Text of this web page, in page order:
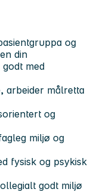
og
din
med
arbeider målretta
og
miljø og
fysisk og psykisk
godt miljø